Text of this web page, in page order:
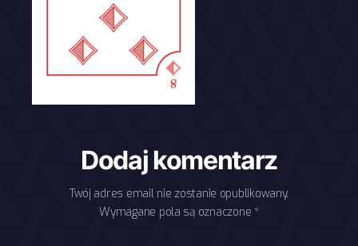
Dodaj komentarz
Twój adres email nie zostanie opublikowany.
Wymagane pola są oznaczone *